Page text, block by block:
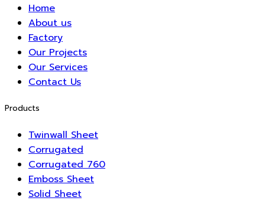
Home
About us
Factory
Our Projects
Our Services
Contact Us
Products
Twinwall Sheet
Corrugated
Corrugated 760
Emboss Sheet
Solid Sheet